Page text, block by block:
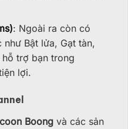
: Ngoài ra còn có
Bật lửa, Gạt tàn,
trợ bạn trong
lợi.
Boong và các sản